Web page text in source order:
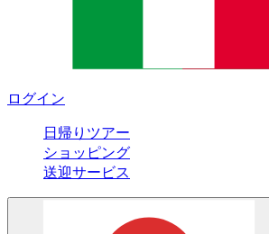
ログイン
日帰りツアー
ショッピング
送迎サービス